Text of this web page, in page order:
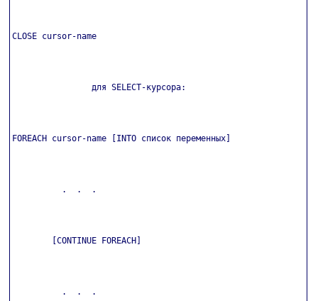
CLOSE cursor-name
                для SELECT-курсора:
FOREACH cursor-name [INTO список переменных]
          .  .  .
        [CONTINUE FOREACH]
          .  .  .